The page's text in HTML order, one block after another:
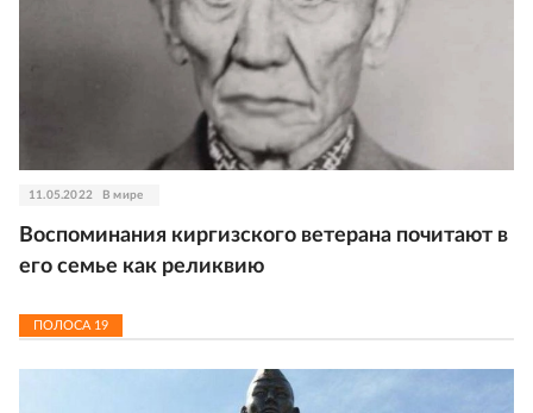
11.05.2022 В мире
Воспоминания киргизского ветерана почитают в
его семье как реликвию
ПОЛОСА 19